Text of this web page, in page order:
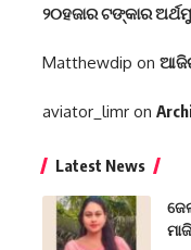
୨୦ହଜାର ଟଙ୍କାର
Matthewdip on
aviator_limr on
Latest News